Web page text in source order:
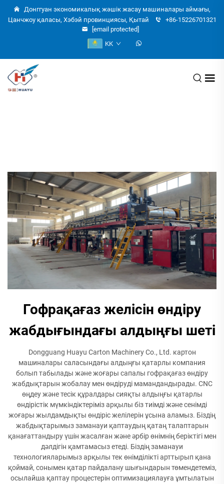
Донггуан экономикалық жәшік жасау машиналары аймағы,
Цанчжоу қаласы, Хэбэй провинциясы, Қытай
+86-15226701321
[email protected]
KK
Гофрақағаз желісін өндіру
жабдығындағы алдыңғы шеті
Dongguang Huayu Carton Machinery Co., Ltd. картон
машиналары саласындағы алдыңғы қатарлы компания
болып табылады және жоғары сапалы гофрақағаз өндіру
жабдықтарын жобалау мен өндіруді мамандандырады. CNC
өңдеу және тесік құралдары сияқты алдыңғы қатарлы
өндірістік мүмкіндіктеріміз арқылы біз тиімді және сенімді
жоғары жылдамдықты өндіріс желілерін ұсына аламыз. Біздің
жабдықтарымыз заманауи қаптаудың қатаң талаптарын
қанағаттандыру үшін жасалған және әрбір өнімнің беріктігі мен
дәлдігін қамтамасыз етеді. Біздің заманауи
технологияларымыз арқылы тек өнімділікті арттырып қана
қоймай, сонымен қатар пайдалану шығындарын төмендетеміз,
осылайша қаптау процестерін оптимизациялауға ұмтылатын